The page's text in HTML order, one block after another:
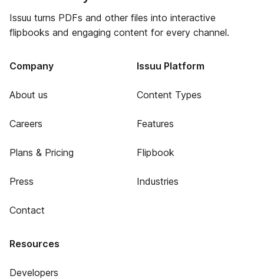
Issuu turns PDFs and other files into interactive
flipbooks and engaging content for every channel.
Company
About us
Careers
Plans & Pricing
Press
Contact
Issuu Platform
Content Types
Features
Flipbook
Industries
Resources
Developers